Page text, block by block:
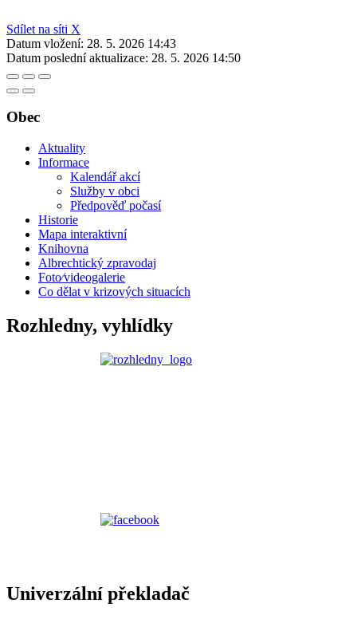
Sdílet na síti X
Datum vložení: 28. 5. 2026 14:43
Datum poslední aktualizace: 28. 5. 2026 14:50
Obec
Aktuality
Informace
Kalendář akcí
Služby v obci
Předpověď počasí
Historie
Mapa interaktivní
Knihovna
Albrechtický zpravodaj
Foto⁄videogalerie
Co dělat v krizových situacích
Rozhledny, vyhlídky
Univerzální překladač